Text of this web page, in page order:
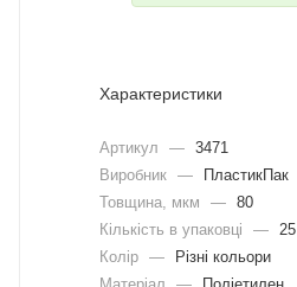
Характеристики
Артикул — 3471
Виробник —
ПластикПак
Товщина, мкм
— 80
Кількість в упаковці
—
25
Колір —
Різні кольори